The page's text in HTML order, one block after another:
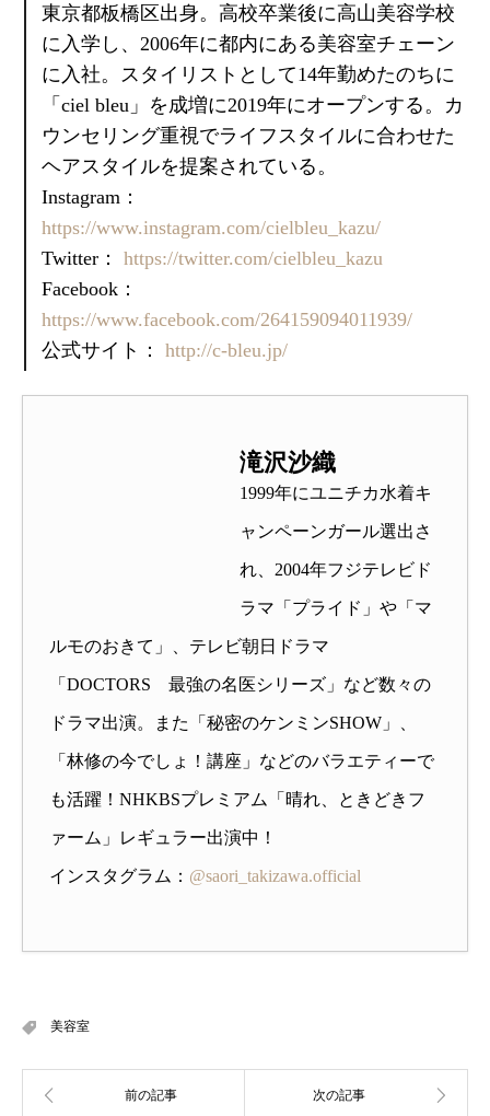
東京都板橋区出身。高校卒業後に高山美容学校
に入学し、2006年に都内にある美容室チェーン
に入社。スタイリストとして14年勤めたのちに
「ciel bleu」を成増に2019年にオープンする。カ
ウンセリング重視でライフスタイルに合わせた
ヘアスタイルを提案されている。
Instagram：
https://www.instagram.com/cielbleu_kazu/
Twitter：https://twitter.com/cielbleu_kazu
Facebook：
https://www.facebook.com/264159094011939/
公式サイト：http://c-bleu.jp/
滝沢沙織
1999年にユニチカ水着キ
ャンペーンガール選出さ
れ、2004年フジテレビド
ラマ「プライド」や「マ
ルモのおきて」、テレビ朝日ドラマ
「DOCTORS 最強の名医シリーズ」など数々の
ドラマ出演。また「秘密のケンミンSHOW」、
「林修の今でしょ！講座」などのバラエティーで
も活躍！NHKBSプレミアム「晴れ、ときどきフ
ァーム」レギュラー出演中！
インスタグラム： @saori_takizawa.official
美容室